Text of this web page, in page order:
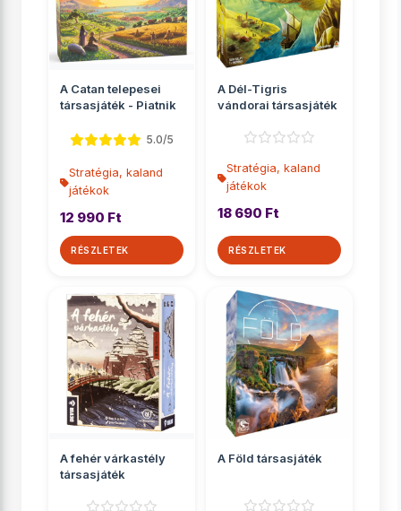
A Catan telepesei
társasjáték - Piatnik
5.0/5
Stratégia, kaland
játékok
12 990 Ft
RÉSZLETEK
A Dél-Tigris
vándorai társasjáték
Stratégia, kaland
játékok
18 690 Ft
RÉSZLETEK
A fehér várkastély
társasjáték
A Föld társasjáték